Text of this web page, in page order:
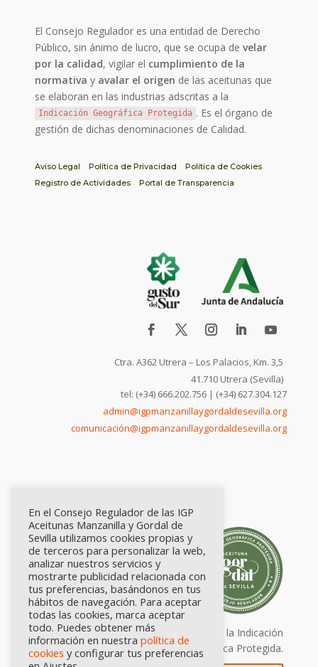
El Consejo Regulador es una entidad de Derecho
Público, sin ánimo de lucro, que se ocupa develar
por la calidad, vigilar el cumplimiento de la
normativa y avalar el origen de las aceitunas que
se elaboran en las industrias adscritas a la
Indicación Geográfica Protegida . Es el órgano de
gestión de dichas denominaciones de Calidad.
Aviso Legal Política de Privacidad
Política de Cookies
Registro de Actividades
Portal de Transparencia
Ctra. A362 Utrera – Los Palacios, Km. 3,5
41.710 Utrera (Sevilla)
tel: (+34) 666.202.756 | (+34) 627.304.127
admin@igpmanzanillaygordaldesevilla.org
comunicación@igpmanzanillaygordaldesevilla.org
Calidad certificada por Origen. Sellos de la Indicación
Geográfica Protegida.
En el Consejo Regulador de las IGP
Aceitunas Manzanilla y Gordal de
Sevilla utilizamos cookies propias y
de terceros para personalizar la web,
analizar nuestros servicios y
mostrarte publicidad relacionada con
tus preferencias, basándonos en tus
hábitos de navegación. Para aceptar
todas las cookies, marca aceptar
todo. Puedes obtener más
información en nuestra política de
cookies y configurar tus preferencias